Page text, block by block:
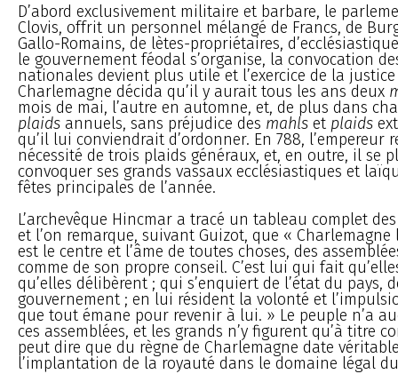
D’abord exclusivement militaire et barbare, le
Clovis, offrit un personnel mélangé de Francs, de
Gallo-Romains, de lètes-propriétaires,
le gouvernement féodal s’organise, la convocation
nationales devient plus utile et l’exercice de la
Charlemagne décida qu’il y aurait tous les ans deux
mois de mai, l’autre en automne, et, de plus dans
plaids annuels, sans préjudice des mahls et plaids
qu’il lui conviendrait d’ordonner. En 788, l’empereur
nécessité de trois plaids généraux, et, en outre, il se
convoquer ses grands vassaux ecclésiastiques et
fêtes principales de l’année.
L’archevêque Hincmar a tracé un tableau complet
et l’on remarque, suivant Guizot, que «
est le centre et l’âme de toutes choses, des
comme de son propre conseil. C’est lui qui fait
qu’elles délibèrent ; qui s’enquiert de l’état du pays,
gouvernement ; en lui résident la volonté et
que tout émane pour revenir à lui. » Le peuple n’a
ces assemblées, et les grands n’y figurent qu’à titre
peut dire que du règne de Charlemagne date
l’implantation de la royauté dans le domaine légal